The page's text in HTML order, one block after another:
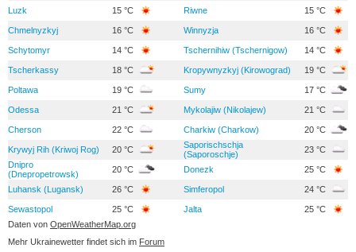
Luzk 15 °C Riwne 15 °C
Chmelnyzkyj 16 °C Winnyzja 16 °C
Schytomyr 14 °C Tschernihiw (Tschernigow) 14 °C
Tscherkassy 18 °C Kropywnyzkyj (Kirowograd) 19 °C
Poltawa 19 °C Sumy 17 °C
Odessa 21 °C Mykolajiw (Nikolajew) 21 °C
Cherson 22 °C Charkiw (Charkow) 20 °C
Krywyj Rih (Kriwoj Rog) 20 °C
Saporischschja
(Saporoschje)
23 °C
Dnipro
(Dnepropetrowsk)
20 °C Donezk 25 °C
Luhansk (Lugansk) 26 °C Simferopol 24 °C
Sewastopol 25 °C Jalta
25 °C
Daten von OpenWeatherMap.org
Mehr Ukrainewetter findet sich im Forum